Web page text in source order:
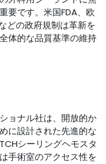
要です。米国FDA、欧
どの政府規制は革新を
体的な品質基準の維持
ョナル社は、開放的か
に設計された先進的な
シーリングヘモスタ
手術室のアクセス性を